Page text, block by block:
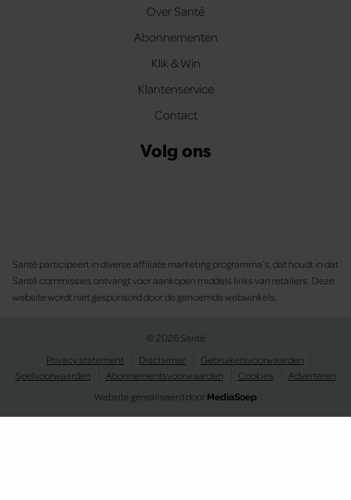
Over Santé
Abonnementen
Klik & Win
Klantenservice
Contact
Volg ons
Santé participeert in diverse affiliate marketing programma’s, dat houdt in dat
Santé commissies ontvangt voor aankopen middels links van retailers. Deze
website wordt niet gesponsord door de genoemde webwinkels.
© 2026 Santé
Privacy statement
Disclaimer
Gebruikersvoorwaarden
Spelvoorwaarden
Abonnementsvoorwaarden Cookies
Adverteren
Website gerealiseerd doorMediaSoep